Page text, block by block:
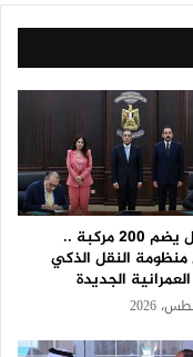
بأسطول يضم 200 مركبة ..
النقل الذكي
الجديدة